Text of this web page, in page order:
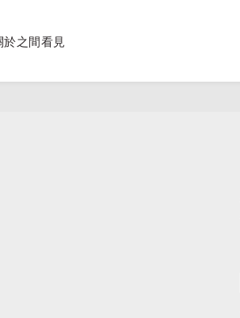
於之間看見